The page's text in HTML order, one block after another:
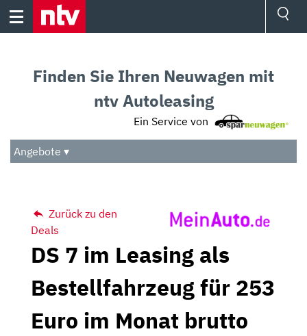
Skip
Audio
Das Beste
Finden Sie Ihren Neuwagen mit
ntv Autoleasing
Ein Service von
Angebote ▾
Zurück zu den
Deals
DS 7 im Leasing als
Bestellfahrzeug für 253
Euro im Monat brutto